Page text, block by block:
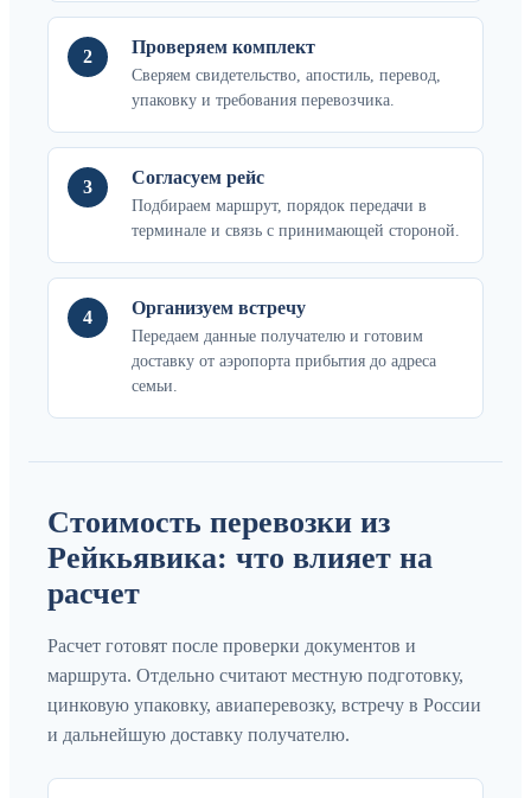
2 Проверяем комплект
Сверяем свидетельство, апостиль, перевод,
упаковку и требования перевозчика.
3 Согласуем рейс
Подбираем маршрут, порядок передачи в
терминале и связь с принимающей стороной.
4 Организуем встречу
Передаем данные получателю и готовим
доставку от аэропорта прибытия до адреса
семьи.
Стоимость перевозки из
Рейкьявика: что влияет на
расчет
Расчет готовят после проверки документов и
маршрута. Отдельно считают местную подготовку,
цинковую упаковку, авиаперевозку, встречу в России
и дальнейшую доставку получателю.